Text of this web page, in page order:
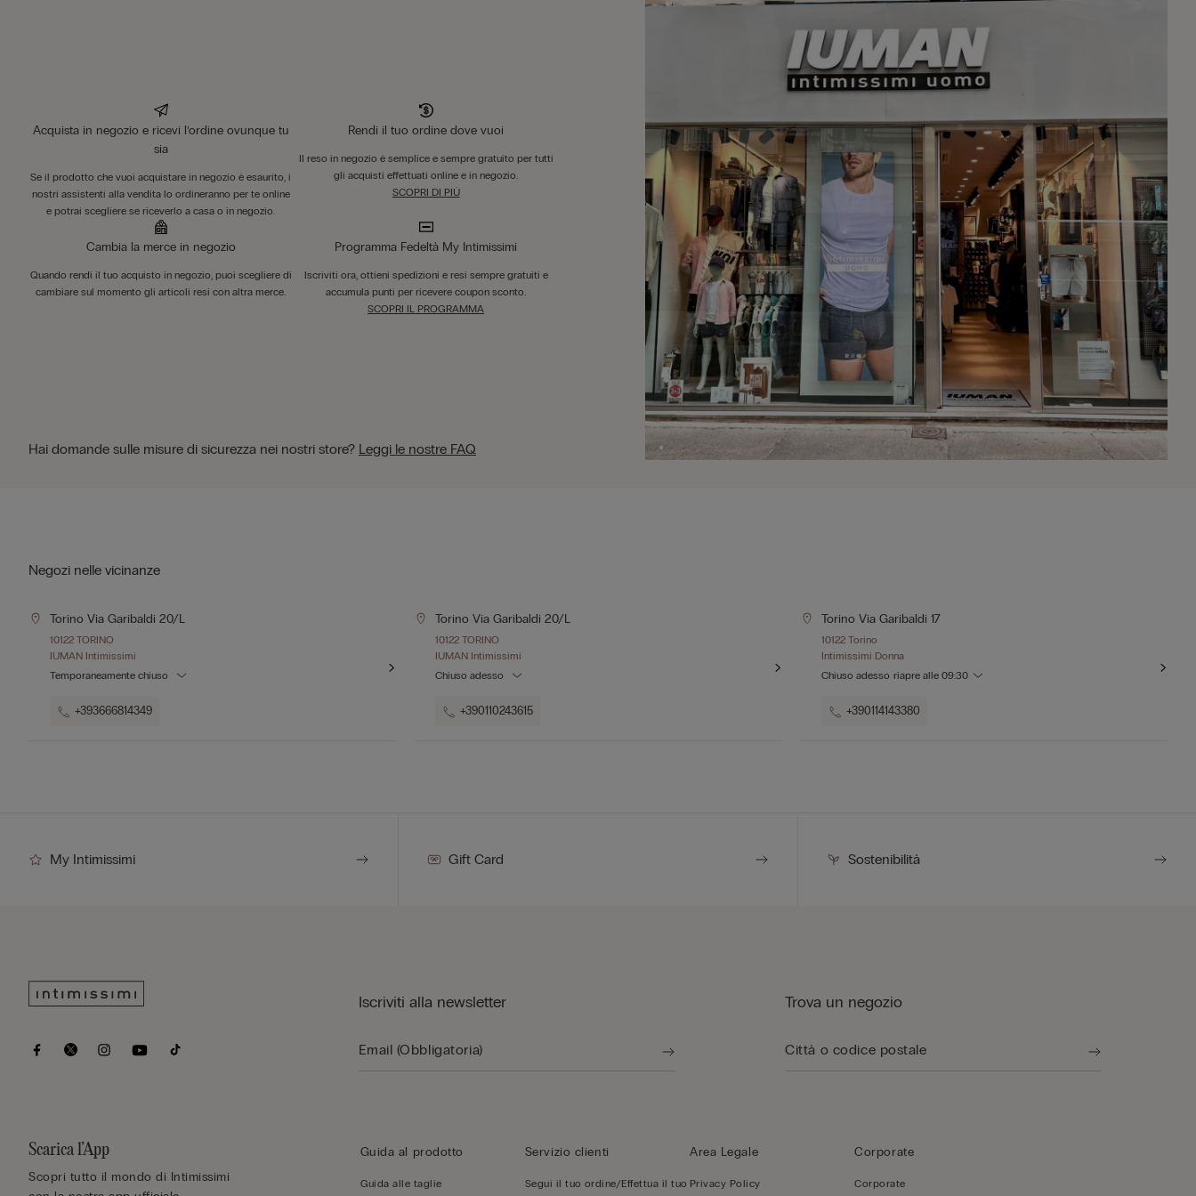
Acquista in negozio e ricevi l’ordine ovunque tu
sia
Se il prodotto che vuoi acquistare in negozio è esaurito, i
nostri assistenti alla vendita lo ordineranno per te online
e potrai scegliere se riceverlo a casa o in negozio.
Rendi il tuo ordine dove vuoi
Il reso in negozio è semplice e sempre gratuito per tutti
gli acquisti effettuati online e in negozio.
SCOPRI DI PIÙ
Cambia la merce in negozio
Quando rendi il tuo acquisto in negozio, puoi scegliere di
cambiare sul momento gli articoli resi con altra merce.
Programma Fedeltà My Intimissimi
Iscriviti ora, ottieni spedizioni e resi sempre gratuiti e
accumula punti per ricevere coupon sconto.
SCOPRI IL PROGRAMMA
Hai domande sulle misure di sicurezza nei nostri store? Leggi le nostre FAQ
Negozi nelle vicinanze
Torino Via Garibaldi 20/l
10122 TORINO
IUMAN Intimissimi
Temporaneamente chiuso
+393666814349
Torino Via Garibaldi 20/l
10122 TORINO
IUMAN Intimissimi
Chiuso adesso
+390110243615
Torino Via Garibaldi 17
10122 Torino
Intimissimi Donna
Chiuso adesso riapre alle 09:30
+390114143380
My Intimissimi Gift Card Sostenibilità
Scarica l’App
Scopri tutto il mondo di Intimissimi
Iscriviti alla newsletter Trova un negozio
Guida al prodotto
Guida alle taglie
Servizio clienti
Segui il tuo ordine/Effettua il tuo
Area Legale
Privacy Policy
Corporate
Corporate